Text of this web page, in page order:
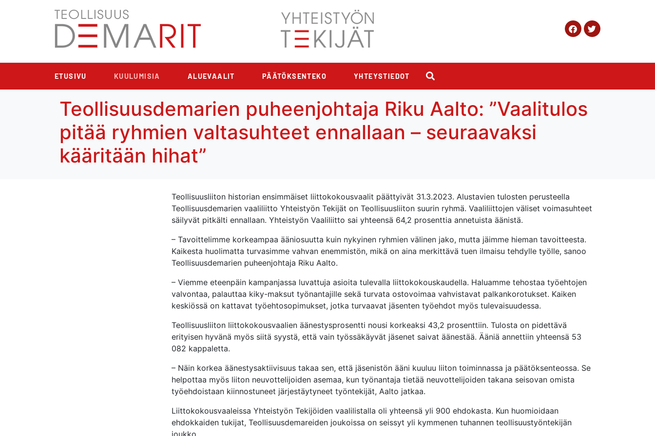
ETUSIVU KUULUMISIA ALUEVAALIT PÄÄTÖKSENTEKO YHTEYSTIEDOT
Teollisuusdemarien puheenjohtaja Riku Aalto: ”Vaalitulos
pitää ryhmien valtasuhteet ennallaan – seuraavaksi
kääritään hihat”
Teollisuusliiton historian ensimmäiset liittokokousvaalit päättyivät 31.3.2023. Alustavien tulosten perusteella
Teollisuusdemarien vaaliliitto Yhteistyön Tekijät on Teollisuusliiton suurin ryhmä. Vaaliliittojen väliset voimasuhteet
säilyvät pitkälti ennallaan. Yhteistyön Vaaliliitto sai yhteensä 64,2 prosenttia annetuista äänistä.
– Tavoittelimme korkeampaa ääniosuutta kuin nykyinen ryhmien välinen jako, mutta jäimme hieman tavoitteesta.
Kaikesta huolimatta turvasimme vahvan enemmistön, mikä on aina merkittävä tuen ilmaisu tehdylle työlle, sanoo
Teollisuusdemarien puheenjohtaja Riku Aalto.
– Viemme eteenpäin kampanjassa luvattuja asioita tulevalla liittokokouskaudella. Haluamme tehostaa työehtojen
valvontaa, palauttaa kiky-maksut työnantajille sekä turvata ostovoimaa vahvistavat palkankorotukset. Kaiken
keskiössä on kattavat työehtosopimukset, jotka turvaavat jäsenten työehdot myös tulevaisuudessa.
Teollisuusliiton liittokokousvaalien äänestysprosentti nousi korkeaksi 43,2 prosenttiin. Tulosta on pidettävä
erityisen hyvänä myös siitä syystä, että vain työssäkäyvät jäsenet saivat äänestää. Ääniä annettiin yhteensä 53
082 kappaletta.
– Näin korkea äänestysaktiivisuus takaa sen, että jäsenistön ääni kuuluu liiton toiminnassa ja päätöksenteossa. Se
helpottaa myös liiton neuvottelijoiden asemaa, kun työnantaja tietää neuvottelijoiden takana seisovan omista
työehdoistaan kiinnostuneet järjestäytyneet työntekijät, Aalto jatkaa.
Liittokokousvaaleissa Yhteistyön Tekijöiden vaalilistalla oli yhteensä yli 900 ehdokasta. Kun huomioidaan
ehdokkaiden tukijat, Teollisuusdemareiden joukoissa on seissyt yli kymmenen tuhannen teollisuustyöntekijän
joukko.